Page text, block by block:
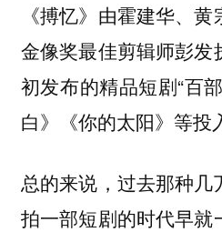
《搏忆》由霍建华、
金像奖最佳剪辑师彭发
初发布的精品短剧“百
白》《你的太阳》等投
总的来说，过去那种
拍一部短剧的时代早就